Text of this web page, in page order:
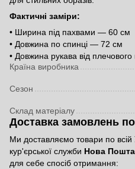
Фактичні заміри:
• Ширина під пахвами — 60 см
• Довжина по спинці — 72 см
• Довжина рукава від
Країна виробника
Сезон
Склад матеріалу
Доставка замовлень по
Ми доставляємо товари по всій
кур'єрської служби Нова Пошта
для себе спосіб отримання: